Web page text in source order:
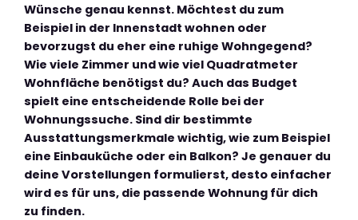
Wünsche genau kennst. Möchtest du zum
Beispiel in der Innenstadt wohnen oder
bevorzugst du eher eine ruhige Wohngegend?
Wie viele Zimmer und wie viel Quadratmeter
Wohnfläche benötigst du? Auch das Budget
spielt eine entscheidende Rolle bei der
Wohnungssuche. Sind dir bestimmte
Ausstattungsmerkmale wichtig, wie zum Beispiel
eine Einbauküche oder ein Balkon? Je genauer du
deine Vorstellungen formulierst, desto einfacher
wird es für uns, die passende Wohnung für dich
zu finden.